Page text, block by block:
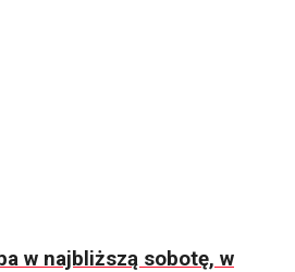
w najbliższą sobotę, w